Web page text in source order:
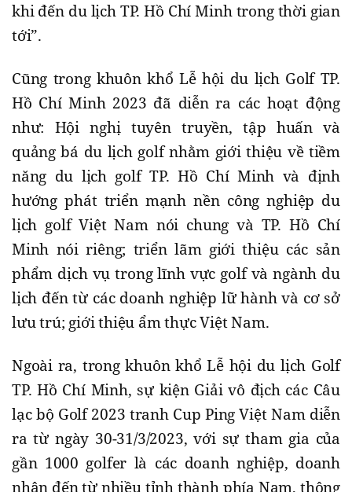
khi đến du lịch TP. Hồ Chí Minh trong thời gian
tới”.
Cũng trong khuôn khổ Lễ hội du lịch Golf TP.
Hồ Chí Minh 2023 đã diễn ra các hoạt động
như: Hội nghị tuyên truyền, tập huấn và
quảng bá du lịch golf nhằm giới thiệu về tiềm
năng du lịch golf TP. Hồ Chí Minh và định
hướng phát triển mạnh nền công nghiệp du
lịch golf Việt Nam nói chung và TP. Hồ Chí
Minh nói riêng; triển lãm giới thiệu các sản
phẩm dịch vụ trong lĩnh vực golf và ngành du
lịch đến từ các doanh nghiệp lữ hành và cơ sở
lưu trú; giới thiệu ẩm thực Việt Nam.
Ngoài ra, trong khuôn khổ Lễ hội du lịch Golf
TP. Hồ Chí Minh, sự kiện Giải vô địch các Câu
lạc bộ Golf 2023 tranh Cup Ping Việt Nam diễn
ra từ ngày 30-31/3/2023, với sự tham gia của
gần 1000 golfer là các doanh nghiệp, doanh
nhân đến từ nhiều tỉnh thành phía Nam, thông